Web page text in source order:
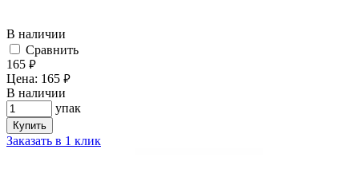
В наличии
Cравнить
165 руб.
Цена: 165 руб.
В наличии
упак
Купить
Заказать в 1 клик